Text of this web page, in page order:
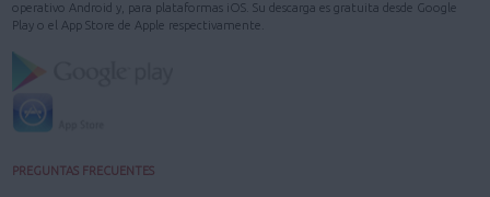
operativo Android y, para plataformas iOS. Su descarga es gratuita desde Google
Play o el App Store de Apple respectivamente.
PREGUNTAS FRECUENTES